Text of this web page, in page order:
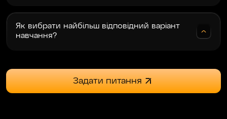
Як вибрати найбільш відповідний варіант
навчання?
Задати питання